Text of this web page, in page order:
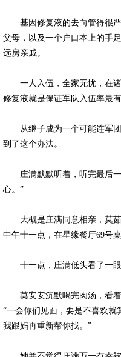
基因修复液的去向管得很严
父母，以及一个户口本上的手
远房亲戚。
一人入伍，全家无忧，在诸
修复液就是保证军队入伍率最
从继子成为一个可能连军团
到了这个办法。
庄满默默听着，听完最后一
心。”
大概是庄满同意相亲，莫茹
中午十一点，在星缘餐厅69号
十一点，庄满低头看了一眼
莫安安沉默喝完肉汤，看着
“一会你们见面，要是不喜欢就
我跟妈再重新帮你找。”